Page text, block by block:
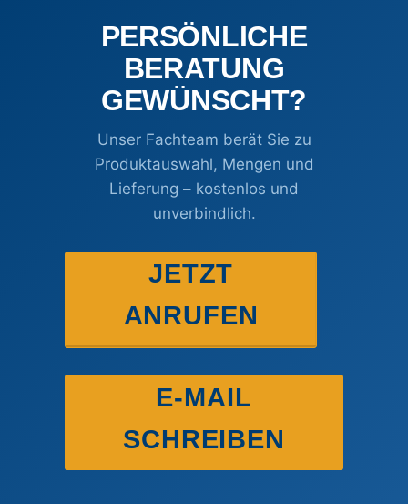
PERSÖNLICHE
BERATUNG
GEWÜNSCHT?
Unser Fachteam berät Sie zu
Produktauswahl, Mengen und
Lieferung – kostenlos und
unverbindlich.
JETZT
ANRUFEN
E-MAIL
SCHREIBEN